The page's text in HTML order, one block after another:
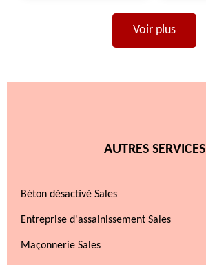
Voir plus
AUTRES SERVICES
Béton désactivé Sales
Entreprise d'assainissement Sales
Maçonnerie Sales